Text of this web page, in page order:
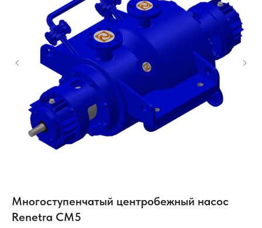
Многоступенчатый центробежный насос
Renetra CM5